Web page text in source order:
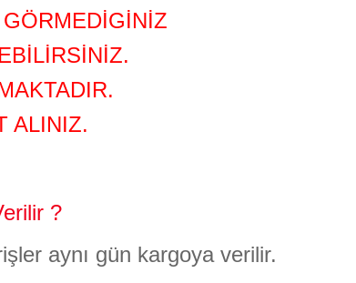
ALINIZ.
?
aynı gün kargoya verilir.